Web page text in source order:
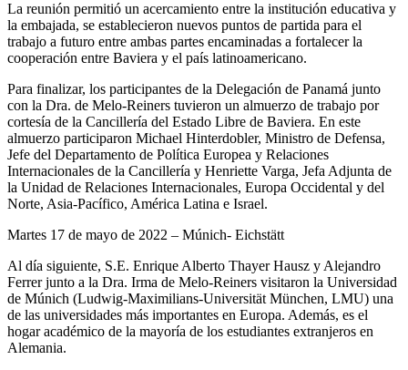
La reunión permitió un acercamiento entre la institución educativa y
la embajada, se establecieron nuevos puntos de partida para el
trabajo a futuro entre ambas partes encaminadas a fortalecer la
cooperación entre Baviera y el país latinoamericano.
Para finalizar, los participantes de la Delegación de Panamá junto
con la Dra. de Melo-Reiners tuvieron un almuerzo de trabajo por
cortesía de la Cancillería del Estado Libre de Baviera. En este
almuerzo participaron Michael Hinterdobler, Ministro de Defensa,
Jefe del Departamento de Política Europea y Relaciones
Internacionales de la Cancillería y Henriette Varga, Jefa Adjunta de
la Unidad de Relaciones Internacionales, Europa Occidental y del
Norte, Asia-Pacífico, América Latina e Israel.
Martes 17 de mayo de 2022 – Múnich- Eichstätt
Al día siguiente, S.E. Enrique Alberto Thayer Hausz y Alejandro
Ferrer junto a la Dra. Irma de Melo-Reiners visitaron la Universidad
de Múnich (Ludwig-Maximilians-Universität München, LMU) una
de las universidades más importantes en Europa. Además, es el
hogar académico de la mayoría de los estudiantes extranjeros en
Alemania.